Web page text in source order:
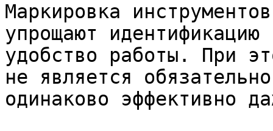
Маркировка
упрощают
удобство работы. При
не является
одинаково эффективно